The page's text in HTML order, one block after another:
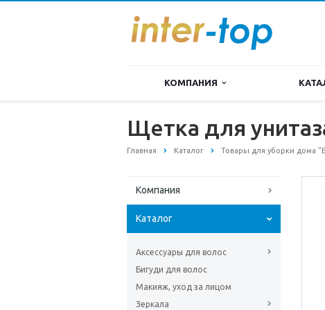
КОМПАНИЯ
Щетка для
Главная Каталог Товары для уборки дома
Компания
Каталог
Аксессуары для волос
Бигуди для волос
Макияж, уход за лицом
Зеркала